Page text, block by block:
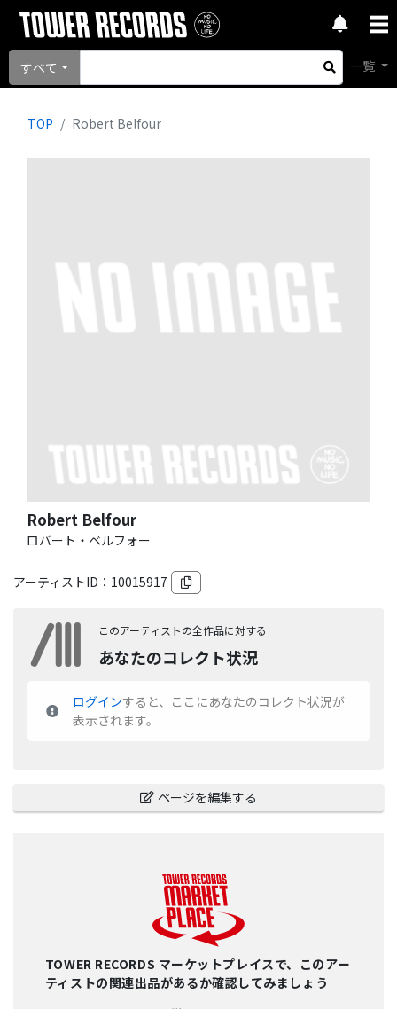
すべて 一覧
TOP Robert Belfour
Robert Belfour
ロバート・ベルフォー
アーティストID： 10015917
このアーティストの全作品に対する
あなたのコレクト状況
ログインすると、ここにあなたのコレクト状況が
表示されます。
ページを編集する
TOWER RECORDS マーケットプレイスで、このアー
ティストの関連出品があるか確認してみましょう